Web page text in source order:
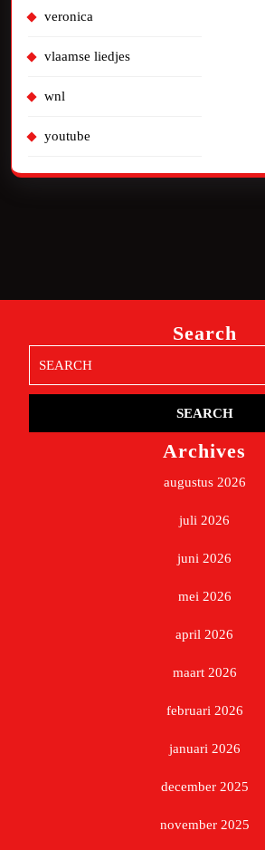
veronica
vlaamse liedjes
wnl
youtube
Search
for:
Archives
augustus 2026
juli 2026
juni 2026
mei 2026
april 2026
maart 2026
februari 2026
januari 2026
december 2025
november 2025